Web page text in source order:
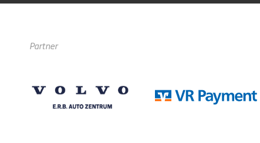
Partner